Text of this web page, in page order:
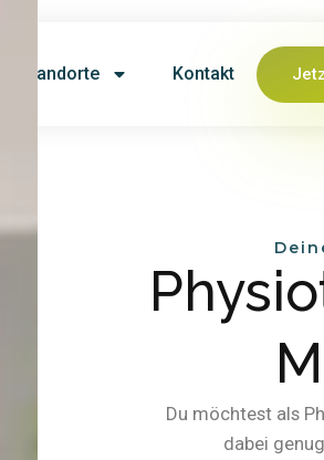
Standorte Kontakt
Du möchtest als
dabei